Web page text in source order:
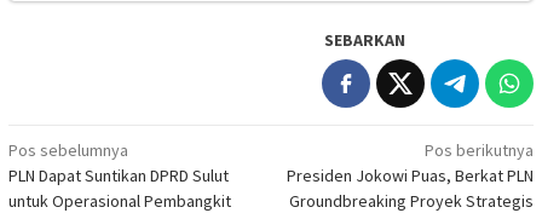
SEBARKAN
Navigasi
pos
Pos sebelumnya
PLN Dapat Suntikan DPRD Sulut
untuk Operasional Pembangkit
Pos berikutnya
Presiden Jokowi Puas, Berkat PLN
Groundbreaking Proyek Strategis